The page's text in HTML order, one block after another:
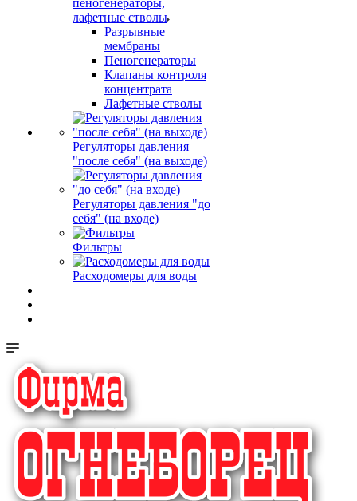
пеногенераторы,
лафетные стволы
Разрывные
мембраны
Пеногенераторы
Клапаны контроля
концентрата
Лафетные стволы
Регуляторы давления
"после себя" (на выходе)
Регуляторы давления "до
себя" (на входе)
Фильтры
Расходомеры для воды